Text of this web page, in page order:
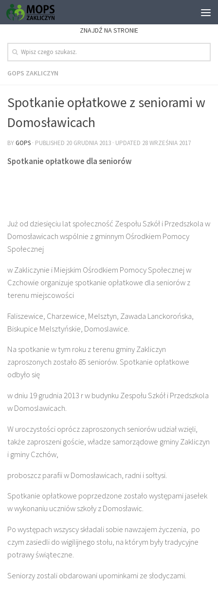
ZNAJDŹ NA STRONIE
GOPS ZAKLICZYN
Spotkanie opłatkowe z seniorami w
Domosławicach
BYGOPS · PUBLISHED 20 GRUDNIA 2013 · UPDATED 28 WRZEŚNIA 2017
Spotkanie opłatkowe dla seniorów
Już od dziesięciu lat społeczność Zespołu Szkół i Przedszkola w
Domosławicach wspólnie z gminnym Ośrodkiem Pomocy
Społecznej
w Zakliczynie i Miejskim Ośrodkiem Pomocy Społecznej w
Czchowie organizuje spotkanie opłatkowe dla seniorów z
terenu miejscowości
Faliszewice, Charzewice, Melsztyn, Zawada Lanckorońska,
Biskupice Melsztyńskie, Domoslawice.
Na spotkanie w tym roku z terenu gminy Zakliczyn
zaproszonych zostało 85 seniorów. Spotkanie opłatkowe
odbyło się
w dniu 19 grudnia 2013 r w budynku Zespołu Szkół i Przedszkola
w Domoslawicach.
W uroczystości oprócz zaproszonych seniorów udział wzięli,
także zaproszeni goście, władze samorządowe gminy Zakliczyn
i gminy Czchów,
proboszcz parafii w Domosławicach, radni i sołtysi.
Spotkanie opłatkowe poprzedzone zostało występami jasełek
w wykonaniu uczniów szkoły z Domosławic.
Po występach wszyscy składali sobie nawzajem życzenia, po
czym zasiedli do wigilijnego stołu, na którym były tradycyjne
potrawy świąteczne.
Seniorzy zostali obdarowani upominkami ze słodyczami.